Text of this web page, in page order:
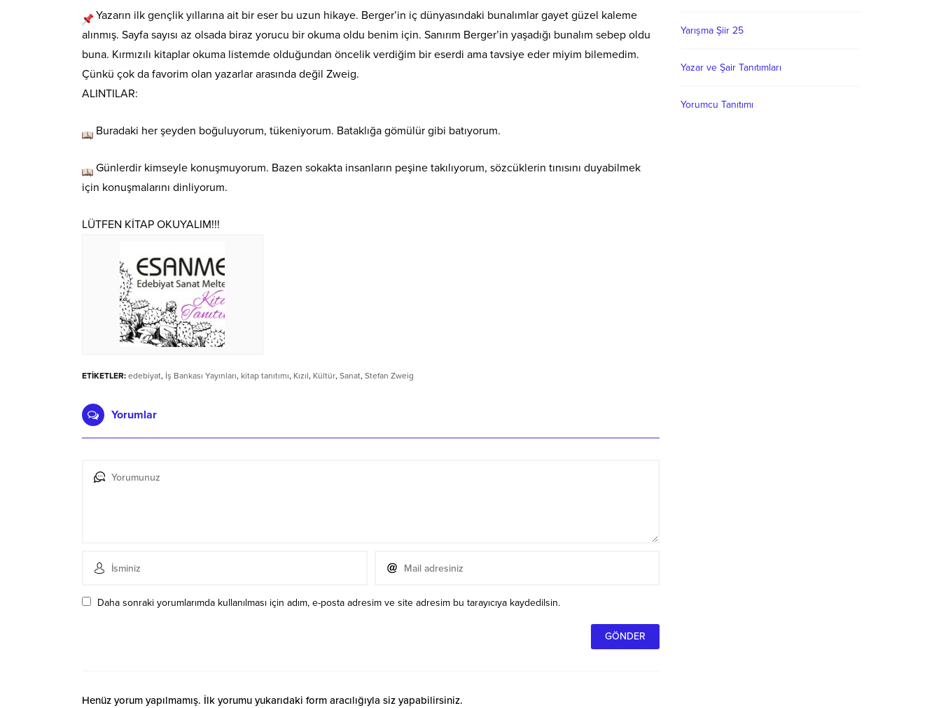
Yazarın ilk gençlik yıllarına ait bir eser bu uzun hikaye. Berger’in iç dünyasındaki bunalımlar gayet güzel kaleme
alınmış. Sayfa sayısı az olsada biraz yorucu bir okuma oldu benim için. Sanırım Berger’in yaşadığı bunalım sebep oldu
buna. Kırmızılı kitaplar okuma listemde olduğundan öncelik verdiğim bir eserdi ama tavsiye eder miyim bilemedim.
Çünkü çok da favorim olan yazarlar arasında değil Zweig.
ALINTILAR:
Buradaki her şeyden boğuluyorum, tükeniyorum. Bataklığa gömülür gibi batıyorum.
Günlerdir kimseyle konuşmuyorum. Bazen sokakta insanların peşine takılıyorum, sözcüklerin tınısını duyabilmek
için konuşmalarını dinliyorum.
LÜTFEN KİTAP OKUYALIM!!!
ETİKETLER: edebiyat, İş Bankası Yayınları, kitap tanıtımı, Kızıl, Kültür, Sanat, Stefan Zweig
Yorumlar
Daha sonraki yorumlarımda kullanılması için adım, e-posta adresim ve site adresim bu tarayıcıya kaydedilsin.
Henüz yorum yapılmamış. İlk yorumu yukarıdaki form aracılığıyla siz yapabilirsiniz.
Yarışma Şiir 25
Yazar ve Şair Tanıtımları
Yorumcu Tanıtımı